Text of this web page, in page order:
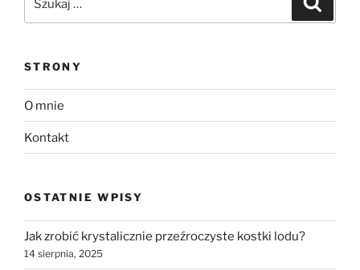
STRONY
O mnie
Kontakt
OSTATNIE WPISY
Jak zrobić krystalicznie przeźroczyste kostki lodu?
14 sierpnia, 2025